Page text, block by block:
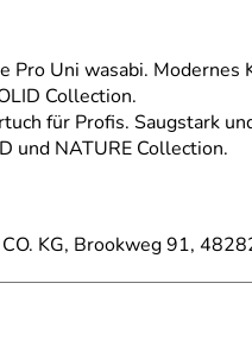
Pro Uni wasabi.
Collection.
für Profis. Saugstark
und NATURE Collection.
KG, Brookweg 91,